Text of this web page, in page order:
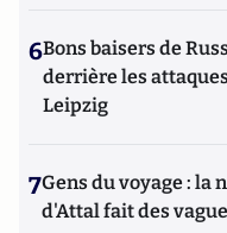
6Bons baisers de
derrière les
Leipzig
7Gens du voyage :
d'Attal fait des